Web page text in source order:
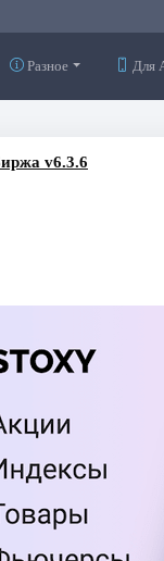
Разное Для
v6.3.6